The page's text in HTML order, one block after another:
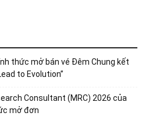
thức mở bán vé Đêm Chung kết
to Evolution”
Consultant (MRC) 2026 của
mở đơn